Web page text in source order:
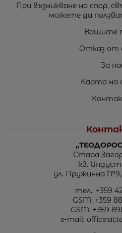
При възникване на спор,
можете да
Вашите
Отказ от
За
Карта на
Стара
кв.
ул. Пружинна
тел.: +359
GSM: +359
GSM: +359
e-mail: